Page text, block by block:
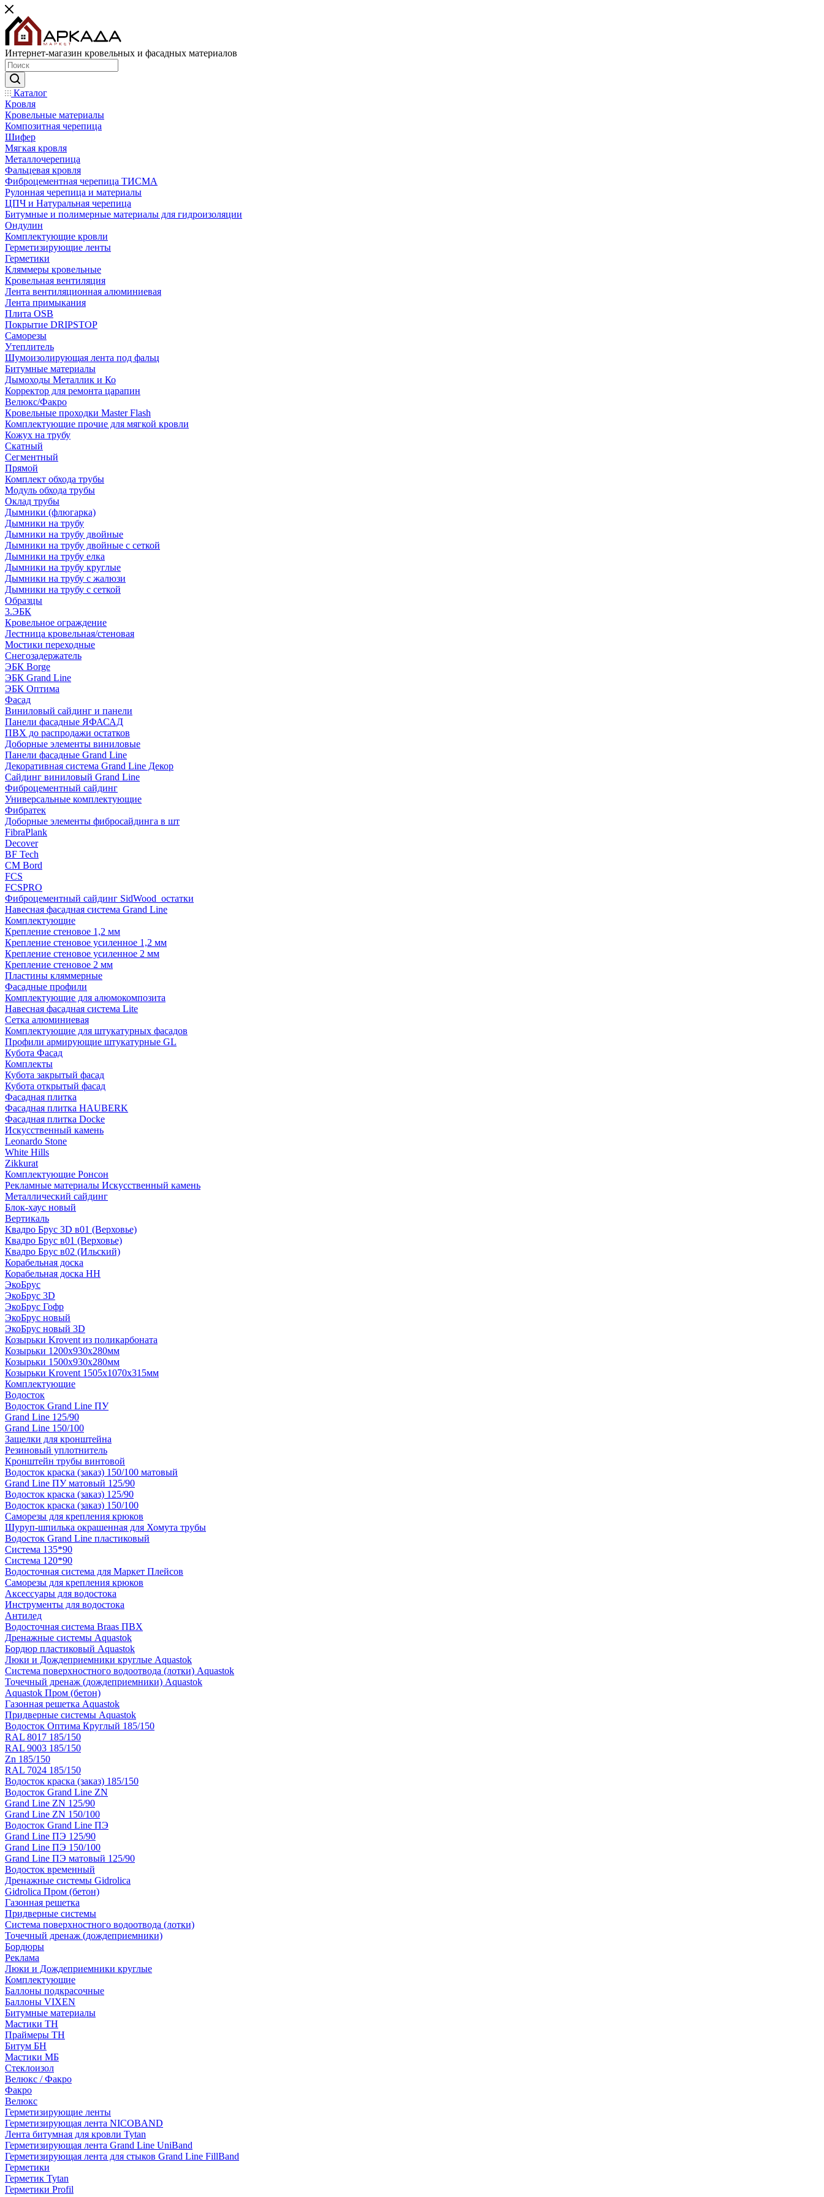
Интернет-магазин кровельных и фасадных материалов
Каталог
Кровля
Кровельные материалы
Композитная черепица
Шифер
Мягкая кровля
Металлочерепица
Фальцевая кровля
Фиброцементная черепица ТИСМА
Рулонная черепица и материалы
ЦПЧ и Натуральная черепица
Битумные и полимерные материалы для гидроизоляции
Ондулин
Комплектующие кровли
Герметизирующие ленты
Герметики
Кляммеры кровельные
Кровельная вентиляция
Лента вентиляционная алюминиевая
Лента примыкания
Плита OSB
Покрытие DRIPSTOP
Саморезы
Утеплитель
Шумоизолирующая лента под фальц
Битумные материалы
Дымоходы Металлик и Ко
Корректор для ремонта царапин
Велюкс/Факро
Кровельные проходки Master Flash
Комплектующие прочие для мягкой кровли
Кожух на трубу
Скатный
Сегментный
Прямой
Комплект обхода трубы
Модуль обхода трубы
Оклад трубы
Дымники (флюгарка)
Дымники на трубу
Дымники на трубу двoйные
Дымники на трубу двoйные с сеткой
Дымники на трубу елка
Дымники на трубу круглые
Дымники на трубу с жалюзи
Дымники на трубу с сеткой
Образцы
3.ЭБК
Кровельное ограждение
Лестница кровельная/стеновая
Мостики переходные
Снегозадержатель
ЭБК Borge
ЭБК Grand Line
ЭБК Оптима
Фасад
Виниловый сайдинг и панели
Панели фасадные ЯФАСАД
ПВХ до распродажи остатков
Доборные элементы виниловые
Панели фасадные Grand Line
Декоративная система Grand Line Декор
Сайдинг виниловый Grand Line
Фиброцементный сайдинг
Универсальные комплектующие
Фибратек
Доборные элементы фибросайдинга в шт
FibraPlank
Decover
BF Tech
CM Bord
FCS
FCSPRO
Фиброцементный сайдинг SidWood_остатки
Навесная фасадная система Grand Line
Комплектующие
Крепление стеновое 1,2 мм
Крепление стеновое усиленное 1,2 мм
Крепление стеновое усиленное 2 мм
Крепление стеновое 2 мм
Пластины кляммерные
Фасадные профили
Комплектующие для алюмокомпозита
Навесная фасадная система Lite
Сетка алюминиевая
Комплектующие для штукатурных фасадов
Профили армирующие штукатурные GL
Кубота Фасад
Комплекты
Кубота закрытый фасад
Кубота открытый фасад
Фасадная плитка
Фасадная плитка HAUBERK
Фасадная плитка Docke
Искусственный камень
Leonardo Stone
White Hills
Zikkurat
Комплектующие Ронсон
Рекламные материалы Искусственный камень
Металлический сайдинг
Блок-хаус новый
Вертикаль
Квадро Брус 3D в01 (Верховье)
Квадро Брус в01 (Верховье)
Квадро Брус в02 (Ильский)
Корабельная доска
Корабельная доска НН
ЭкоБрус
ЭкоБрус 3D
ЭкоБрус Гофр
ЭкоБрус новый
ЭкоБрус новый 3D
Козырьки Krovent из поликарбоната
Козырьки 1200х930х280мм
Козырьки 1500х930х280мм
Козырьки Krovent 1505х1070х315мм
Комплектующие
Водосток
Водосток Grand Line ПУ
Grand Line 125/90
Grand Line 150/100
Защелки для кронштейна
Резиновый уплотнитель
Кронштейн трубы винтовой
Водосток краска (заказ) 150/100 матовый
Grand Line ПУ матовый 125/90
Водосток краска (заказ) 125/90
Водосток краска (заказ) 150/100
Саморезы для крепления крюков
Шуруп-шпилька окрашенная для Хомута трубы
Водосток Grand Line пластиковый
Система 135*90
Система 120*90
Водосточная система для Маркет Плейсов
Саморезы для крепления крюков
Аксессуары для водостока
Инструменты для водостока
Антилед
Водосточная система Braas ПВХ
Дренажные системы Aquastok
Бордюр пластиковый Aquastok
Люки и Дождеприемники круглые Aquastok
Система поверхностного водоотвода (лотки) Aquastok
Точечный дренаж (дождеприемники) Aquastok
Aquastok Пром (бетон)
Газонная решетка Aquastok
Придверные системы Aquastok
Водосток Оптима Круглый 185/150
RAL 8017 185/150
RAL 9003 185/150
Zn 185/150
RAL 7024 185/150
Водосток краска (заказ) 185/150
Водосток Grand Line ZN
Grand Line ZN 125/90
Grand Line ZN 150/100
Водосток Grand Line ПЭ
Grand Line ПЭ 125/90
Grand Line ПЭ 150/100
Grand Line ПЭ матовый 125/90
Водосток временный
Дренажные системы Gidrolica
Gidrolica Пром (бетон)
Газонная решетка
Придверные системы
Система поверхностного водоотвода (лотки)
Точечный дренаж (дождеприемники)
Бордюры
Рекламa
Люки и Дождеприемники круглые
Комплектующие
Баллоны подкрасочные
Баллоны VIXEN
Битумные материалы
Мастики ТН
Праймеры ТН
Битум БН
Мастики МБ
Стеклоизол
Велюкс / Факро
Факро
Велюкс
Герметизирующие ленты
Герметизирующая лента NICOBAND
Лента битумная для кровли Tytan
Герметизирующая лента Grand Line UniBand
Герметизирующая лента для стыков Grand Line FillBand
Герметики
Герметик Tytan
Герметики Profil